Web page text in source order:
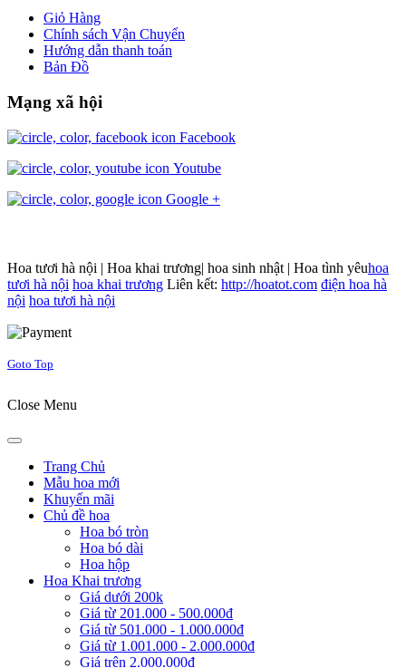
Giỏ Hàng
Chính sách Vận Chuyển
Hướng dẫn thanh toán
Bản Đồ
Mạng xã hội
Facebook
Youtube
Google +
Hoa tươi hà nội | Hoa khai trương| hoa sinh nhật | Hoa tình yêuhoa
tươi hà nội hoa khai trương Liên kết: http://hoatot.com điện hoa hà
nội hoa tươi hà nội
Goto Top
Close Menu
Trang Chủ
Mẫu hoa mới
Khuyến mãi
Chủ đề hoa
Hoa bó tròn
Hoa bó dài
Hoa hộp
Hoa Khai trương
Giá dưới 200k
Giá từ 201.000 - 500.000đ
Giá từ 501.000 - 1.000.000đ
Giá từ 1.001.000 - 2.000.000đ
Giá trên 2.000.000đ